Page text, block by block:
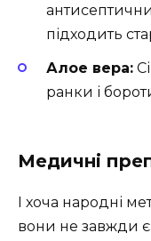
підходить
Алое вера:
ранки і
Медичні
І хоча народні
вони не завжди